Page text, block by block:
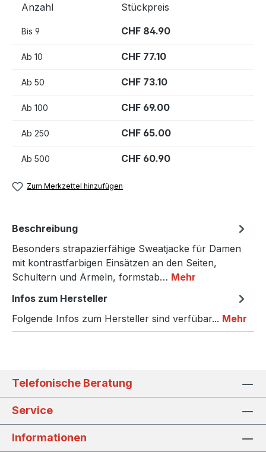
Anzahl Stückpreis
Bis 9 CHF 84.90
Ab 10 CHF 77.10
Ab 50 CHF 73.10
Ab 100 CHF 69.00
Ab 250 CHF 65.00
Ab 500 CHF 60.90
Zum Merkzettel hinzufügen
Beschreibung
Besonders strapazierfähige Sweatjacke für Damen
mit kontrastfarbigen Einsätzen an den Seiten,
Schultern und Ärmeln, formstab… Mehr
Infos zum Hersteller
Folgende Infos zum Hersteller sind verfübar... Mehr
Telefonische Beratung
Service
Informationen